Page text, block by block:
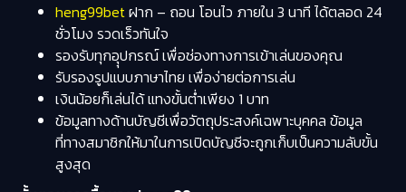
heng99betฝาก – ถอน โอนไว ภายใน 3 นาที ได้ตลอด 24
ชั่วโมง รวดเร็วทันใจ
รองรับทุกอุุปกรณ์ เพื่อช่องทางการเข้าเล่นของคุณ
รับรองรูปแบบภาษาไทย เพื่อง่ายต่อการเล่น
เงินน้อยก็เล่นได้ แทงขั้นต่ำเพียง 1 บาท
ข้อมูลทางด้านบัญชีเพื่อวัตถุประสงค์เฉพาะบุคคล ข้อมูล
ที่ทางสมาชิกให้มาในการเปิดบัญชีจะถูกเก็บเป็นความลับขั้น
สูงสุด